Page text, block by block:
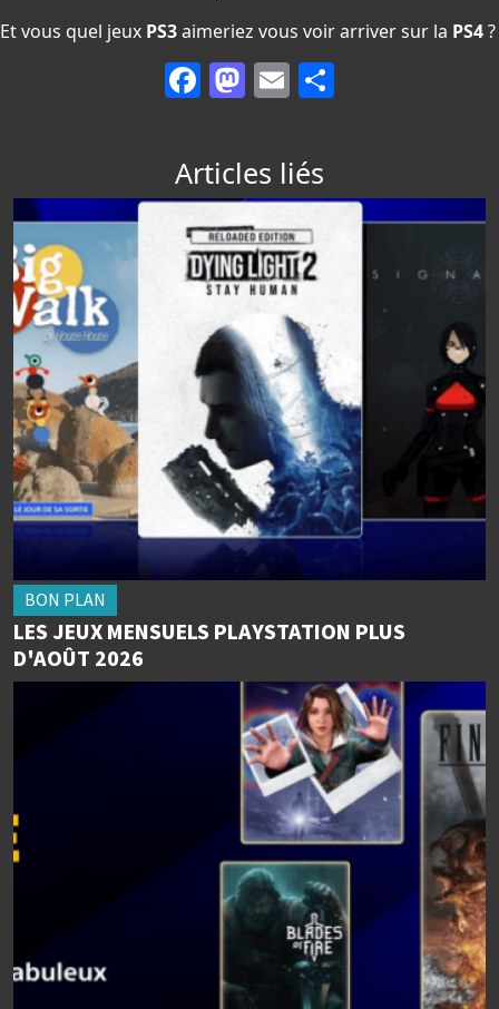
Et vous quel jeux PS3aimeriez vous voir arriver sur la PS4?
Facebook
Mastodon
Email
Articles liés
BON PLAN
LES JEUX MENSUELS PLAYSTATION PLUS
D'AOÛT 2026